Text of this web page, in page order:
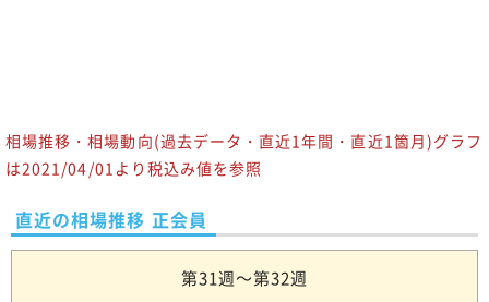
相場推移・相場動向(過去データ・直近1年間・直近1箇月)グラフ
は2021/04/01より税込み値を参照
直近の相場推移 正会員
第31週～第32週